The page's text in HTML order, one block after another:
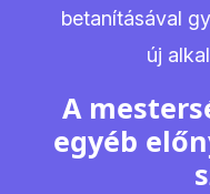
betanításával
új
A
egyéb